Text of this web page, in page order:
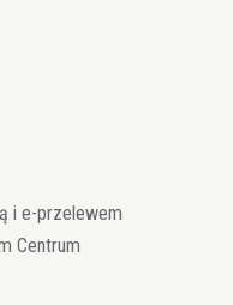
i e-przelewem
Centrum